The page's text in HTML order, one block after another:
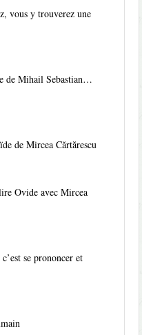
vous y trouverez une
de Mihail Sebastian…
de Mircea Cărtărescu
Ovide avec Mircea
se prononcer et